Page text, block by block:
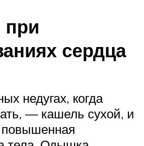
сердца
недугах, когда
— кашель сухой, и
повышенная